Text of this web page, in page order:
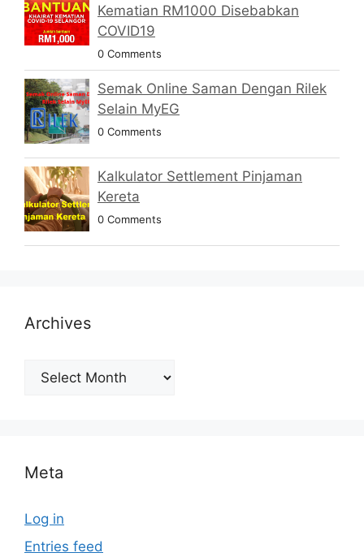
Kematian RM1000 Disebabkan
COVID19
0 Comments
Semak Online Saman Dengan Rilek
Selain MyEG
0 Comments
Kalkulator Settlement Pinjaman
Kereta
0 Comments
Archives
Archives
Meta
Log in
Entries feed